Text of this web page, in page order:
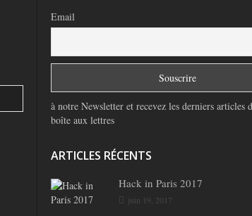
Email
à notre Newsletter et recevez les derniers articles
boîte aux lettres
ARTICLES RÉCENTS
Hack in Paris 2017
juin 19, 2017